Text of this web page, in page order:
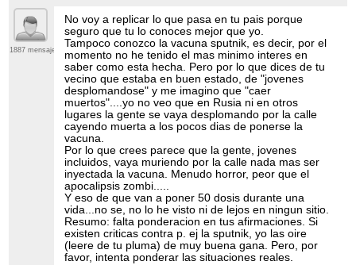
1887 mensajes
No voy a replicar lo que pasa en tu pais porque
seguro que tu lo conoces mejor que yo.
Tampoco conozco la vacuna sputnik, es decir, por el
momento no he tenido el mas minimo interes en
saber como esta hecha. Pero por lo que dices de tu
vecino que estaba en buen estado, de "jovenes
desplomandose" y me imagino que "caer
muertos"....yo no veo que en Rusia ni en otros
lugares la gente se vaya desplomando por la calle
cayendo muerta a los pocos dias de ponerse la
vacuna.
Por lo que crees parece que la gente, jovenes
incluidos, vaya muriendo por la calle nada mas ser
inyectada la vacuna. Menudo horror, peor que el
apocalipsis zombi.....
Y eso de que van a poner 50 dosis durante una
vida...no se, no lo he visto ni de lejos en ningun sitio.
Resumo: falta ponderacion en tus afirmaciones. Si
existen criticas contra p. ej la sputnik, yo las oire
(leere de tu pluma) de muy buena gana. Pero, por
favor, intenta ponderar las situaciones reales.